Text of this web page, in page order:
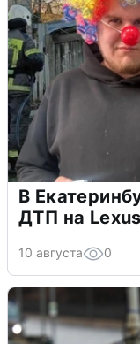
В
ДТП на Lexus
10 августа 0